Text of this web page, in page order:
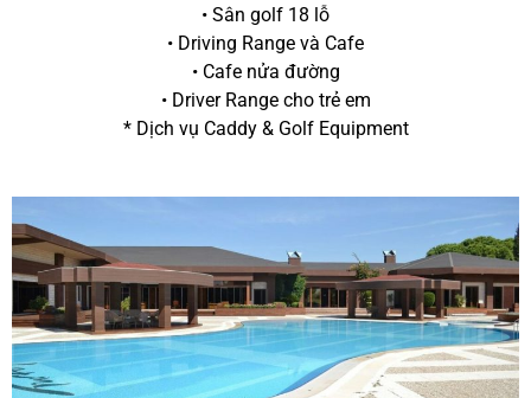
• Sân golf 18 lỗ
• Driving Range và Cafe
• Cafe nửa đường
• Driver Range cho trẻ em
* Dịch vụ Caddy & Golf Equipment